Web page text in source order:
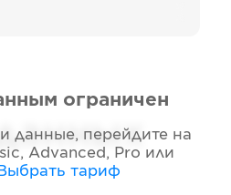
ограничен
данные, перейдите на
Advanced, Pro или
Выбрать тариф